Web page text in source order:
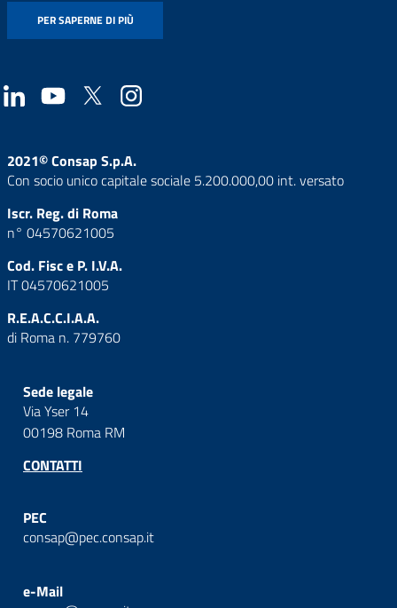
PER SAPERNE DI PIÙ
2021© Consap S.p.A.
Con socio unico capitale sociale 5.200.000,00 int. versato
Iscr. Reg. di Roma
n° 04570621005
Cod. Fisc e P. I.V.A.
IT 04570621005
R.E.A.C.C.I.A.A.
di Roma n. 779760
Sede legale
Via Yser 14
00198 Roma RM
CONTATTI
PEC
consap@pec.consap.it
e-Mail